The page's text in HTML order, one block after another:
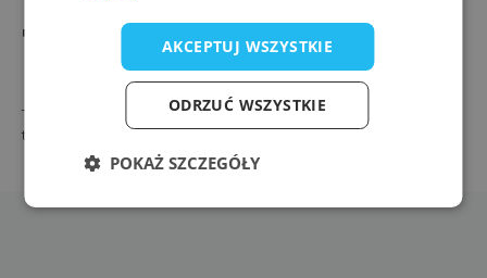
TAGI
Tagi przypisane do tego artykułu: Brak tagów przypisanych do
tego artykułu.
AKCEPTUJ WSZYSTKIE
ODRZUĆ WSZYSTKIE
POKAŻ SZCZEGÓŁY